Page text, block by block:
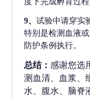
9、 试验中请穿实
特别是检测血液
防护条例执行。
总结： 感谢您选
测血清、血浆、
水、腹水、脑脊